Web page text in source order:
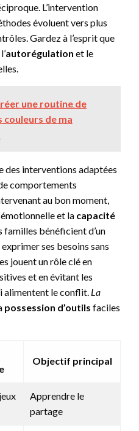
L’intervention
évoluent vers plus
Gardez à l’esprit que
autorégulation et le
une routine de
couleurs de ma
des interventions adaptées
comportements
au bon moment,
émotionnelle et la capacité
familles bénéficient d’un
ses besoins sans
jouent un rôle clé en
et en évitant les
alimentent le conflit. La
possession d’outils faciles
Objectif principal
Apprendre le
partage